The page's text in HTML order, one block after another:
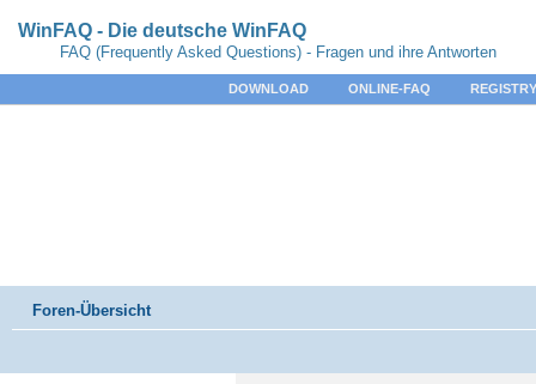
WinFAQ - Die deutsche WinFAQ
FAQ (Frequently Asked Questions) - Fragen und ihre Antworten
DOWNLOAD ONLINE-FAQ
Foren-Übersicht